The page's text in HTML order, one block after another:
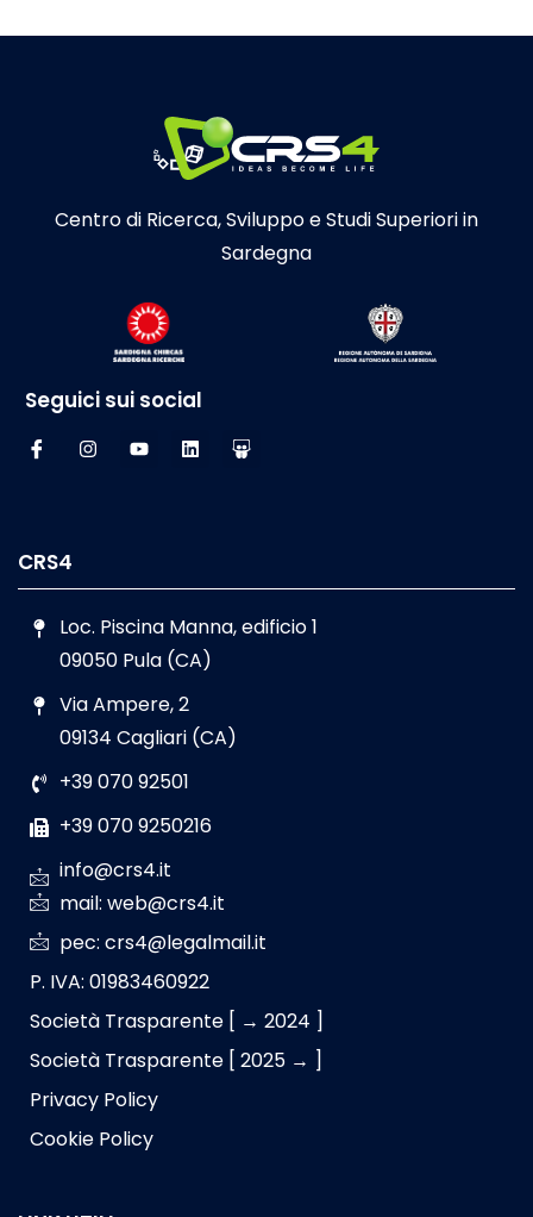
Centro di Ricerca, Sviluppo e Studi Superiori in
Sardegna
Seguici sui social
CRS4
Loc. Piscina Manna, edificio 1
09050 Pula (CA)
Via Ampere, 2
09134 Cagliari (CA)
+39 070 92501
+39 070 9250216
info@crs4.it
mail: web@crs4.it
pec: crs4@legalmail.it
P. IVA: 01983460922
Società Trasparente [ → 2024 ]
Società Trasparente [ 2025 → ]
Privacy Policy
Cookie Policy